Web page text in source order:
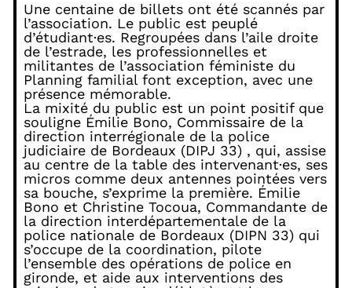
Une centaine de billets ont été scannés par
l’association. Le public est peuplé
d’étudiant·es. Regroupées dans l’aile droite
de l’estrade, les professionnelles et
militantes de l’association féministe du
Planning familial font exception, avec une
présence mémorable.
La mixité du public est un point positif que
souligne Émilie Bono, Commissaire de la
direction interrégionale de la police
judiciaire de Bordeaux (DIPJ 33) , qui, assise
au centre de la table des intervenant·es, ses
micros comme deux antennes pointées vers
sa bouche, s’exprime la première. Émilie
Bono et Christine Tocoua, Commandante de
la direction interdépartementale de la
police nationale de Bordeaux (DIPN 33) qui
s’occupe de la coordination, pilote
l’ensemble des opérations de police en
gironde, et aide aux interventions des